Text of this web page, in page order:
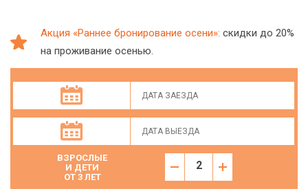
Акция «Раннее бронирование осени»: скидки до 20%
на проживание осенью.
ВЗРОСЛЫЕ
И ДЕТИ
ОТ 3 ЛЕТ